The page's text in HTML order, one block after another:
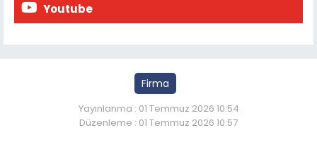
Youtube
Firma
Yayınlanma : 01 Temmuz 2026 10:54
Düzenleme : 01 Temmuz 2026 10:57